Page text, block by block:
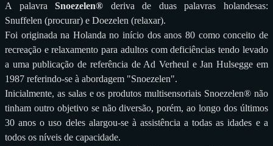
A palavraSnoezelen® deriva de duas palavras holandesas:
Snuffelen (procurar) e Doezelen (relaxar).
Foi originada na Holanda no início dos anos 80 como conceito de
recreação e relaxamento para adultos com deficiências tendo levado
a uma publicação de referência de Ad Verheul e Jan Hulsegge em
1987 referindo-se à abordagem "Snoezelen".
Inicialmente, as salas e os produtos multisensoriais Snoezelen® não
tinham outro objetivo se não diversão, porém, ao longo dos últimos
30 anos o uso deles alargou-se à assistência a todas as idades e a
todos os níveis de capacidade.